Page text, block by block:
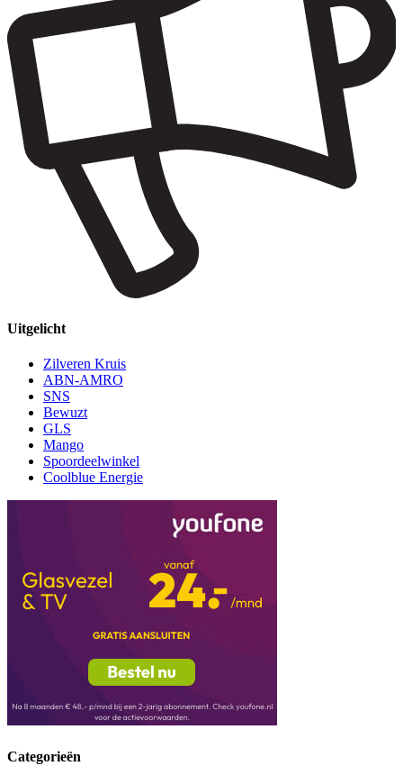
Uitgelicht
Zilveren Kruis
ABN-AMRO
SNS
Bewuzt
GLS
Mango
Spoordeelwinkel
Coolblue Energie
Categorieën